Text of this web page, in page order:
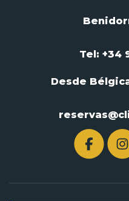
Tel: +34
Desde